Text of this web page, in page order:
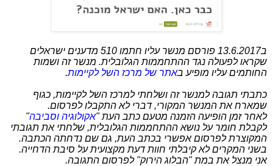
ב13.6.2017 פורסם מנשר עליו חתמו 510 מדענים ישראלים
שקראו לפעולה נגד ההתחממות הגלובלית. מנשר זה ושמות
החותמים עליו מופיע באתר של מרכז השל לקיימות.
כתבתי תגובה למנשר זה ושלחתי למרכז השל לקיימות, כגוף
שמארח את המנשר המקורי, דברי לא התקבלו לפרסום.
לאחר זמן הופיעה הזמנה מטעם כתב העת "אקולוגיה וסביבה"
לקבלת חומר על נושא ההתחממות הגלובלית, שלחתי את תגובתי
המקוצרת לפרסום אפשרי בכתב העת, גם שם נדחתה הכתבה.
בשני המקרים לא קיבלתי חוות דעת מקצועית על סיבת הדחייה.
אני מנצל את במת "הבלוג הירוק" לפרסום התגובה.